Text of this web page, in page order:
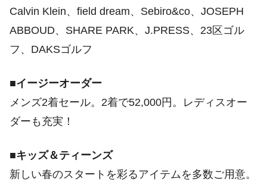
Calvin Klein、field dream、Sebiro&co、JOSEPH
ABBOUD、SHARE PARK、J.PRESS、23区ゴル
フ、DAKSゴルフ
■イージーオーダー
メンズ2着セール。2着で52,000円。レディスオー
ダーも充実！
■キッズ＆ティーンズ
新しい春のスタートを彩るアイテムを多数ご用意。